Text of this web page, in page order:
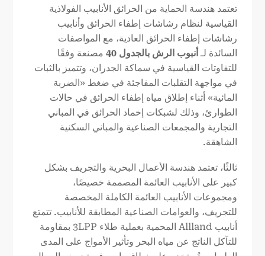
تعتمد هندسة الحماية من الحرائق الأنابيب الفولاذية
القياسية لنظام رشاشات إطفاء الحرائق وأنابيب
رشاشات إطفاء الحرائق العادية، مع المواصفات
السائدة لـ أنبوب الرش بالجدول 40
مصنعة وفقًا
للتفاوتات القياسية في سماكة الجدران، وتتميز بالثبات
في مواجهة التقلبات المفاجئة في ضغط «الضربة
المائية» أثناء إطلاق مياه إطفاء الحرائق في حالات
الطوارئ، وذلك لشبكات إخماد الحرائق في المباني
التجارية والمجمعات الصناعية والمباني السكنية
الشاهقة.
ثالثًا، تعتمد هندسة الأعمال البحرية والتجريف بشكل
كبير على الأنابيب العائمة المصممة خصيصًا،
ومجموعات الأنابيب العائمة الكاملة المخصصة
للتجريف، والعوامات الصناعية المطابقة للأنابيب. تتمتع
أنابيب Allland المحمية بعملية طلاء 3LPP بمقاومة
للتآكل الناتج عن مياه البحر وتأثير الأمواج على المدى